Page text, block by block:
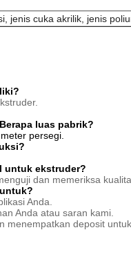
jenis cuka akrilik, jenis